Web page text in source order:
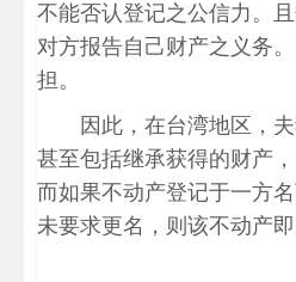
不能否认登记之公信力。
对方报告自己财产之义务
担。
因此，在台湾地区，
甚至包括继承获得的财产
而如果不动产登记于一方
未要求更名，则该不动产即